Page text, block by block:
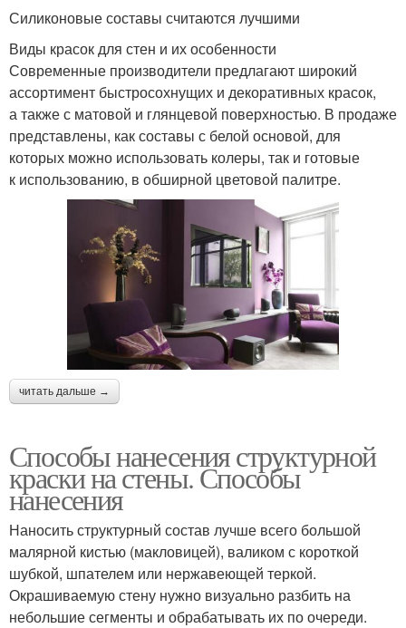
Силиконовые составы считаются лучшими
Виды красок для стен и их особенности
Современные производители предлагают широкий
ассортимент быстросохнущих и декоративных красок,
а также с матовой и глянцевой поверхностью. В продаже
представлены, как составы с белой основой, для
которых можно использовать колеры, так и готовые
к использованию, в обширной цветовой палитре.
читать дальше →
Способы нанесения структурной
краски на стены. Способы
нанесения
Наносить структурный состав лучше всего большой
малярной кистью (макловицей), валиком с короткой
шубкой, шпателем или нержавеющей теркой.
Окрашиваемую стену нужно визуально разбить на
небольшие сегменты и обрабатывать их по очереди.